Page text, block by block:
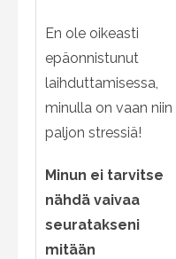
En ole oikeasti
epäonnistunut
laihduttamisessa,
minulla on vaan niin
paljon stressiä!
Minun ei tarvitse
nähdä vaivaa
seuratakseni
mitään